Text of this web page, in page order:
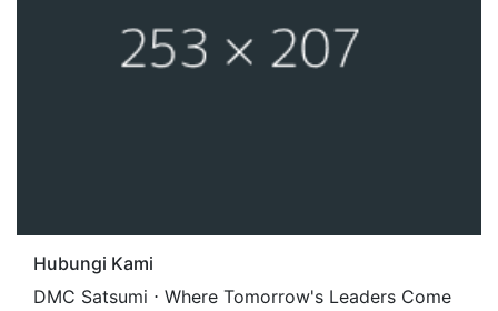
Hubungi Kami
DMC Satsumi ⋅ Where Tomorrow's Leaders Come